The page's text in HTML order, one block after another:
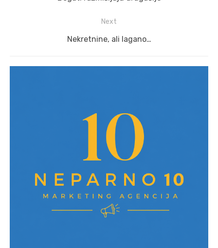
Next
Next
Nekretnine, ali lagano…